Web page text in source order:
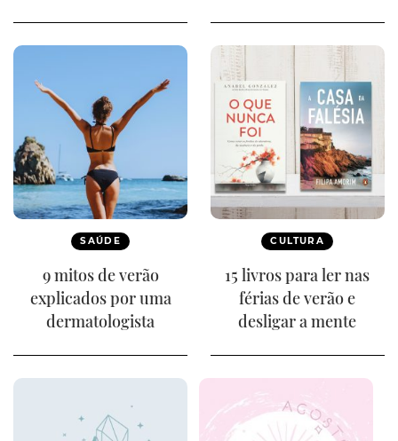
SAÚDE
9 mitos de verão
explicados por uma
dermatologista
CULTURA
15 livros para ler nas
férias de verão e
desligar a mente